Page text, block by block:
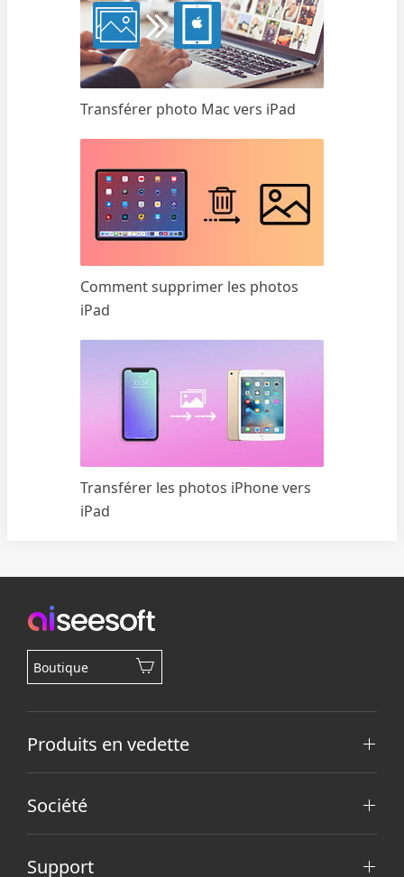
Transférer photo Mac vers iPad
Comment supprimer les photos
iPad
Transférer les photos iPhone vers
iPad
Boutique
Produits en vedette
Société
Support